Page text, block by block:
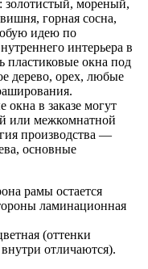
мореный,
горная сосна,
идею по
интерьера в
пластиковые окна под
дерево, орех, любые
в заказе могут
или межкомнатной
производства —
основные
рамы остается
ламинационная
(оттенки
отличаются).